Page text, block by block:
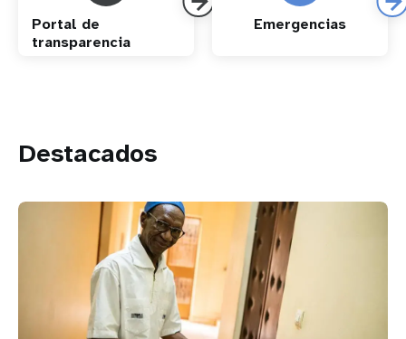
Portal de
transparencia
Emergencias
Destacados